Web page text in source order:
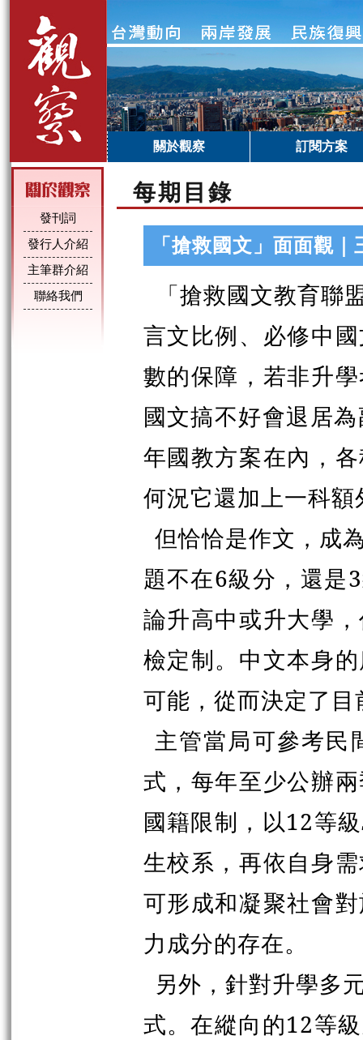
關於觀察 訂閱方案
發刊詞
發行人介紹
主筆群介紹
聯絡我們
每期目錄
「搶救國文」面面觀｜
「搶救國文教育聯
言文比例、必修中
數的保障，若非升
國文搞不好會退居
年國教方案在內，
何況它還加上一科
但恰恰是作文，成
題不在6級分，還是
論升高中或升大學
檢定制。中文本身
可能，從而決定了
主管當局可參考民
式，每年至少公辦
國籍限制，以12等
生校系，再依自身
可形成和凝聚社會
力成分的存在。
另外，針對升學多
式。在縱向的12等